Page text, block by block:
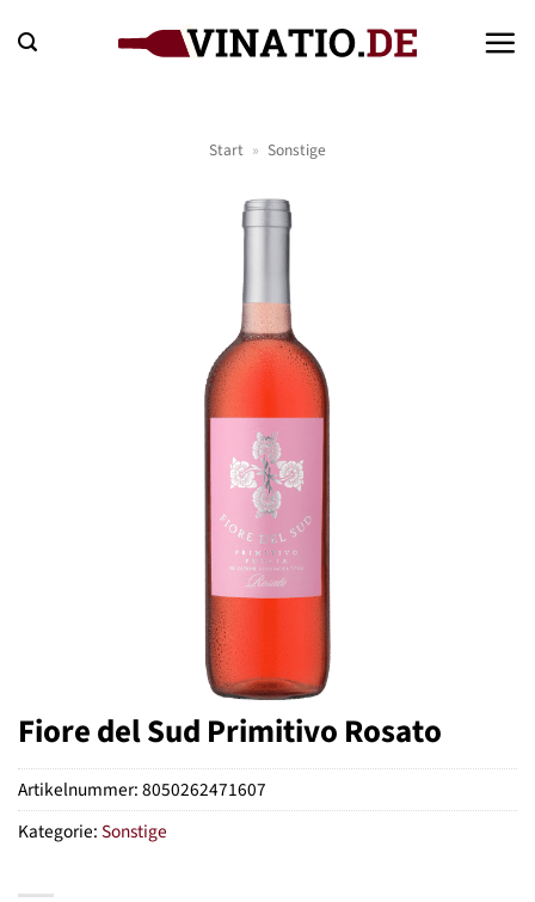
Inhalt
Start » Sonstige
Fiore del Sud Primitivo Rosato
Artikelnummer:8050262471607
Kategorie:Sonstige